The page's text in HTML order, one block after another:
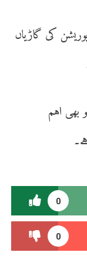
کی گاڑیاں
بھی اہم
0
0